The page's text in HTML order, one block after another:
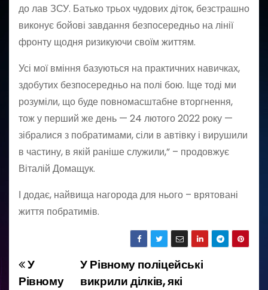
до лав ЗСУ. Батько трьох чудових діток, безстрашно
виконує бойові завдання безпосередньо на лінії
фронту щодня ризикуючи своїм життям.
Усі мої вміння базуються на практичних навичках,
здобутих безпосередньо на полі бою. Іще тоді ми
розуміли, що буде повномасштабне вторгнення,
тож у перший же день — 24 лютого 2022 року —
зібралися з побратимами, сіли в автівку і вирушили
в частину, в якій раніше служили,” – продовжує
Віталій Домащук.
І додає, найвища нагорода для нього – врятовані
життя побратимів.
Н
У Рівному поліцейські
викрили ділків, які
У
Рівному